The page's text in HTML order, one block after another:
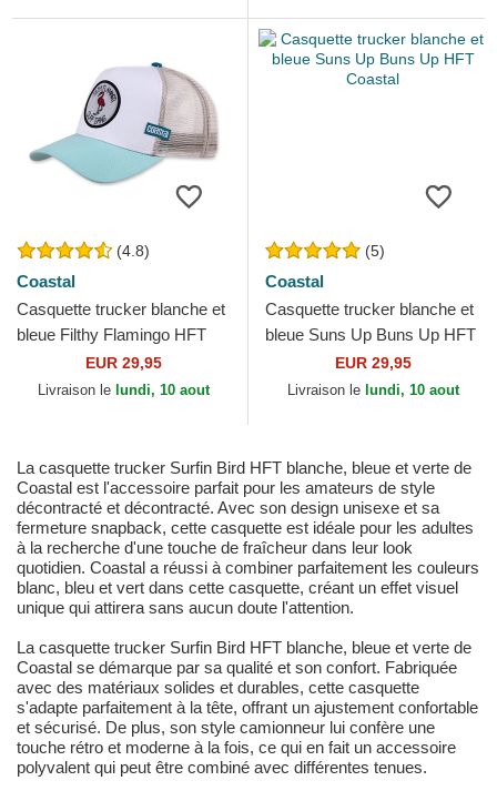
(4.8)
Coastal
Casquette trucker blanche et
bleue Filthy Flamingo HFT
EUR 29,95
Livraison le lundi, 10 aout
(5)
Coastal
Casquette trucker blanche et
bleue Suns Up Buns Up HFT
EUR 29,95
Livraison le lundi, 10 aout
La casquette trucker Surfin Bird HFT blanche, bleue et verte de
Coastal est l'accessoire parfait pour les amateurs de style
décontracté et décontracté. Avec son design unisexe et sa
fermeture snapback, cette casquette est idéale pour les adultes
à la recherche d'une touche de fraîcheur dans leur look
quotidien. Coastal a réussi à combiner parfaitement les couleurs
blanc, bleu et vert dans cette casquette, créant un effet visuel
unique qui attirera sans aucun doute l'attention.
La casquette trucker Surfin Bird HFT blanche, bleue et verte de
Coastal se démarque par sa qualité et son confort. Fabriquée
avec des matériaux solides et durables, cette casquette
s'adapte parfaitement à la tête, offrant un ajustement confortable
et sécurisé. De plus, son style camionneur lui confère une
touche rétro et moderne à la fois, ce qui en fait un accessoire
polyvalent qui peut être combiné avec différentes tenues.